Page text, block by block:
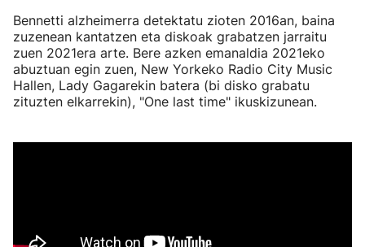
Bennetti alzheimerra detektatu zioten 2016an, baina
zuzenean kantatzen eta diskoak grabatzen jarraitu
zuen 2021era arte. Bere azken emanaldia 2021eko
abuztuan egin zuen, New Yorkeko Radio City Music
Hallen, Lady Gagarekin batera (bi disko grabatu
zituzten elkarrekin), "One last time" ikuskizunean.